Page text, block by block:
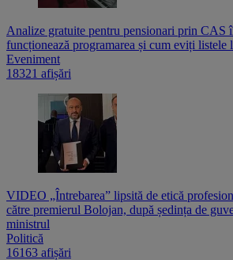
Analize gratuite pentru pensionari prin CAS
funcționează programarea și cum eviți listele
Eveniment
18321 afișări
VIDEO „Întrebarea” lipsită de etică
către premierul Bolojan, după ședința de
ministrul
Politică
16163 afișări